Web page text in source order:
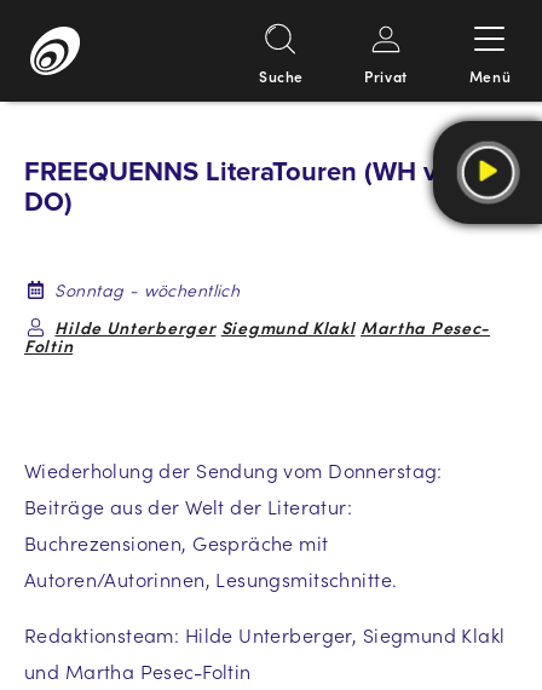
Inhalt
Suche Privat Menü
FREEQUENNS LiteraTouren (WH vom
DO)
Sonntag - wöchentlich
Hilde Unterberger Siegmund Klakl Martha Pesec-
Foltin
Wiederholung der Sendung vom Donnerstag:
Beiträge aus der Welt der Literatur:
Buchrezensionen, Gespräche mit
Autoren/Autorinnen, Lesungsmitschnitte.
Redaktionsteam: Hilde Unterberger, Siegmund Klakl
und Martha Pesec-Foltin